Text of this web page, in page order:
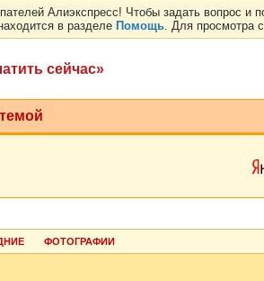
Алиэкспресс! Чтобы задать вопрос и
в разделе Помощь. Для просмотра
сейчас»
ФОТОГРАФИИ